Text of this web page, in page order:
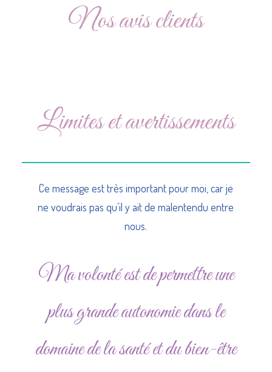
Nos avis clients
Limites et avertissements
Ce message est très important pour moi, car je
ne voudrais pas qu’il y ait de malentendu entre
nous.
Ma volonté est de permettre une
plus grande autonomie dans le
domaine de la santé et du bien-être